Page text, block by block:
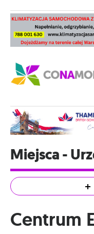
Miejsca -
Centrum